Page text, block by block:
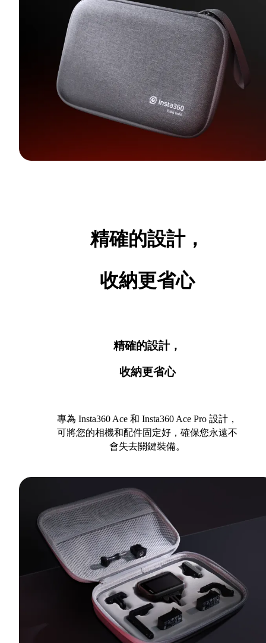
精確的設計，
收納更省心
精確的設計，
收納更省心
專為 Insta360 Ace 和 Insta360 Ace Pro 設計，
可將您的相機和配件固定好，確保您永遠不
會失去關鍵裝備。